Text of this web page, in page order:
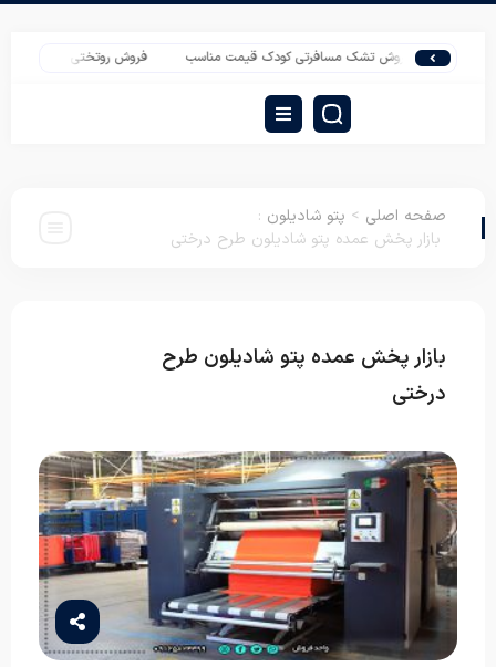
فروش تشک مسافرتی کودک قیمت مناسب فروش روتختی مخمل قیمت مناسب
صفحه اصلی > پتو شادیلون :
بازار پخش عمده پتو شادیلون طرح درختی
بازار پخش عمده پتو شادیلون طرح
درختی